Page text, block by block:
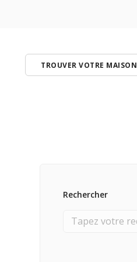
TROUVER VOTRE MAISON
Rechercher